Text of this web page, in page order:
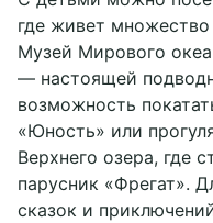
где живет
Музей Мирового
— настоящей
возможность
«Юность» или
Верхнего озера, где
парусник «Фрегат».
сказок и